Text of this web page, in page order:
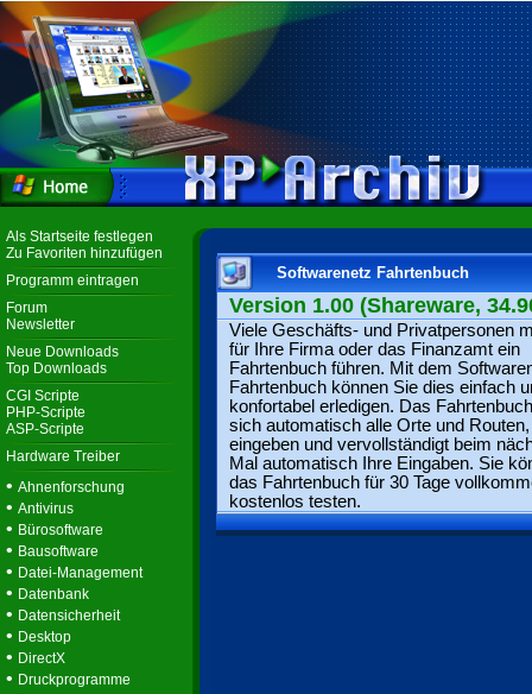
Als Startseite festlegen
Zu Favoriten hinzufügen
Programm eintragen
Forum
Newsletter
Neue Downloads
Top Downloads
CGI Scripte
PHP-Scripte
ASP-Scripte
Hardware Treiber
• Ahnenforschung
• Antivirus
• Bürosoftware
• Bausoftware
• Datei-Management
• Datenbank
• Datensicherheit
• Desktop
• DirectX
• Druckprogramme
Softwarenetz Fahrtenbuch
Version 1.00 (Shareware,
Viele Geschäfts- und Privatpersonen
für Ihre Firma oder das Finanzamt ein
Fahrtenbuch führen. Mit dem
Fahrtenbuch können Sie dies einfach
konfortabel erledigen. Das
sich automatisch alle Orte und
eingeben und vervollständigt beim
Mal automatisch Ihre Eingaben. Sie
das Fahrtenbuch für 30 Tage
kostenlos testen.